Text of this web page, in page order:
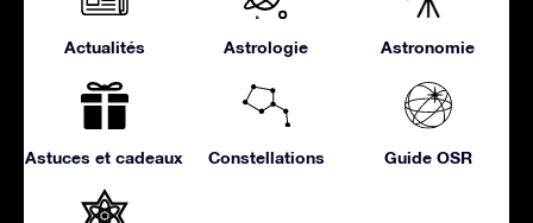
Actualités Astrologie Astronomie
Astuces et cadeaux Constellations Guide OSR